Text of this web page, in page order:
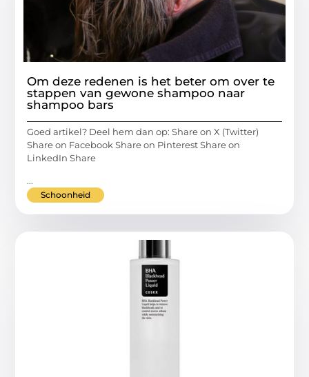
Om deze redenen is het beter om over te
stappen van gewone shampoo naar
shampoo bars
Goed artikel? Deel hem dan op: Share on X (Twitter)
Share on Facebook Share on Pinterest Share on
LinkedIn Share
...
Schoonheid